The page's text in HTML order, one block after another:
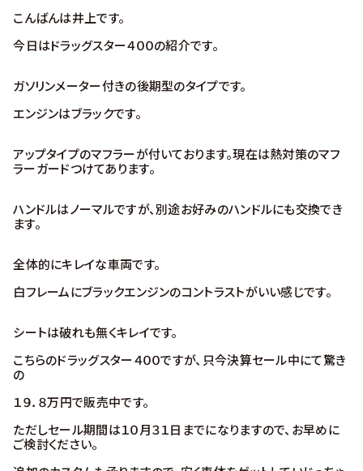
こんばんは井上です。
今日はドラッグスター４００の紹介です。
ガソリンメーター付きの後期型のタイプです。
エンジンはブラックです。
アップタイプのマフラーが付いております。現在は熱対策のマフ
ラーガードつけてあります。
ハンドルはノーマルですが、別途お好みのハンドルにも交換でき
ます。
全体的にキレイな車両です。
白フレームにブラックエンジンのコントラストがいい感じです。
シートは破れも無くキレイです。
こちらのドラッグスター４００ですが、只今決算セール中にて驚き
の
１９．８万円で販売中です。
ただしセール期間は１０月３１日までになりますので、お早めに
ご検討ください。